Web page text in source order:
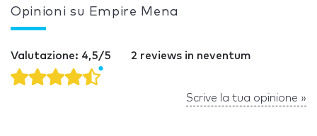
Opinioni su Empire Mena
Valutazione: 4,5/5 2 reviews in neventum
Scrive la tua opinione »